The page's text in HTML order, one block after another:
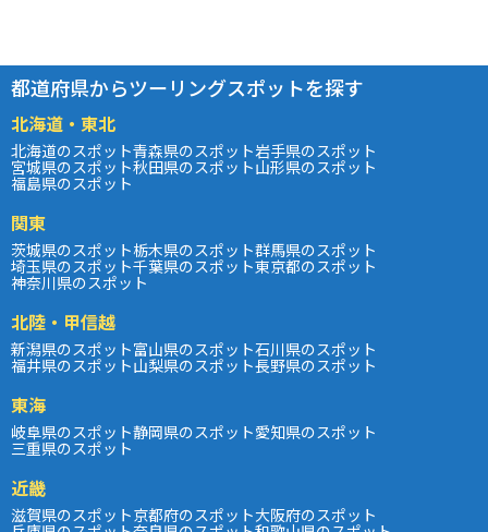
都道府県からツーリングスポットを探す
北海道・東北
北海道のスポット青森県のスポット岩手県のスポット
宮城県のスポット秋田県のスポット山形県のスポット
福島県のスポット
関東
茨城県のスポット栃木県のスポット群馬県のスポット
埼玉県のスポット千葉県のスポット東京都のスポット
神奈川県のスポット
北陸・甲信越
新潟県のスポット富山県のスポット石川県のスポット
福井県のスポット山梨県のスポット長野県のスポット
東海
岐阜県のスポット静岡県のスポット愛知県のスポット
三重県のスポット
近畿
滋賀県のスポット京都府のスポット大阪府のスポット